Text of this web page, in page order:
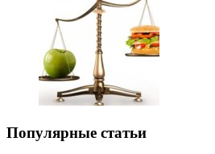
Популярные статьи